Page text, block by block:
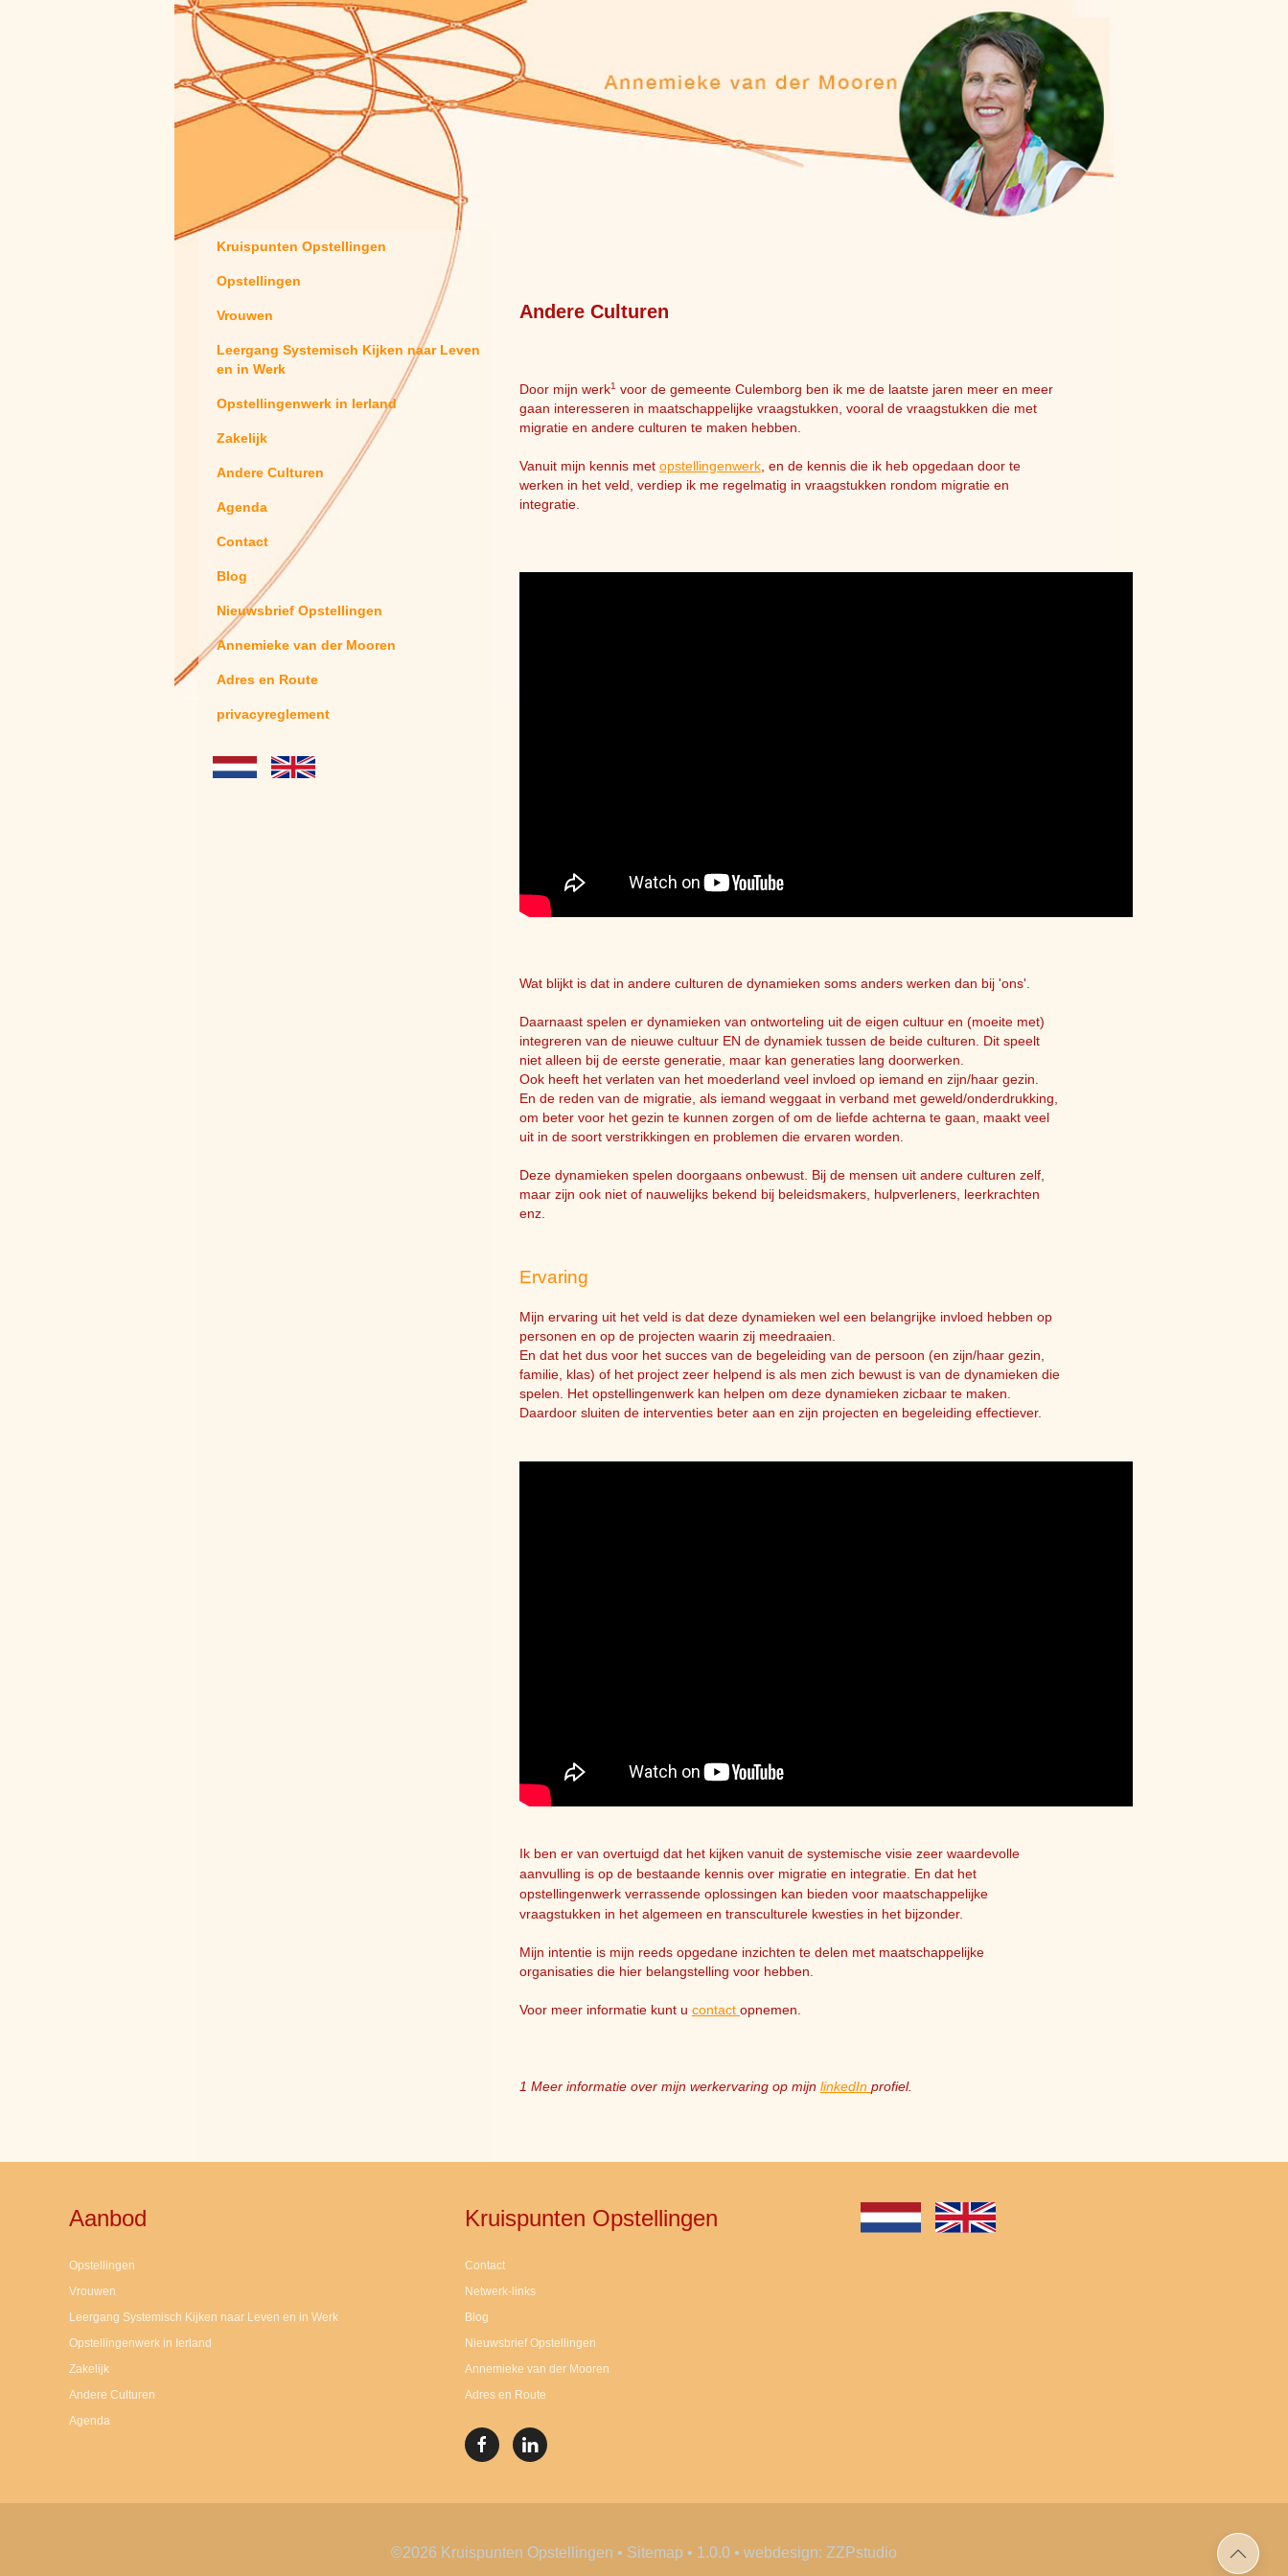
Kruispunten Opstellingen
Opstellingen
Vrouwen
Leergang Systemisch Kijken naar Leven
en in Werk
Opstellingenwerk in Ierland
Zakelijk
Andere Culturen
Agenda
Contact
Blog
Nieuwsbrief Opstellingen
Annemieke van der Mooren
Adres en Route
privacyreglement
Andere Culturen
Door mijn werk1 voor de gemeente Culemborg ben ik me de laatste jaren meer en meer
gaan interesseren in maatschappelijke vraagstukken, vooral de vraagstukken die met
migratie en andere culturen te maken hebben.
Vanuit mijn kennis met opstellingenwerk, en de kennis die ik heb opgedaan door te
werken in het veld, verdiep ik me regelmatig in vraagstukken rondom migratie en
integratie.
Wat blijkt is dat in andere culturen de dynamieken soms anders werken dan bij 'ons'.
Daarnaast spelen er dynamieken van ontworteling uit de eigen cultuur en (moeite met)
integreren van de nieuwe cultuur EN de dynamiek tussen de beide culturen. Dit speelt
niet alleen bij de eerste generatie, maar kan generaties lang doorwerken.
Ook heeft het verlaten van het moederland veel invloed op iemand en zijn/haar gezin.
En de reden van de migratie, als iemand weggaat in verband met geweld/onderdrukking,
om beter voor het gezin te kunnen zorgen of om de liefde achterna te gaan, maakt veel
uit in de soort verstrikkingen en problemen die ervaren worden.
Deze dynamieken spelen doorgaans onbewust. Bij de mensen uit andere culturen zelf,
maar zijn ook niet of nauwelijks bekend bij beleidsmakers, hulpverleners, leerkrachten
enz.
Ervaring
Mijn ervaring uit het veld is dat deze dynamieken wel een belangrijke invloed hebben op
personen en op de projecten waarin zij meedraaien.
En dat het dus voor het succes van de begeleiding van de persoon (en zijn/haar gezin,
familie, klas) of het project zeer helpend is als men zich bewust is van de dynamieken die
spelen. Het opstellingenwerk kan helpen om deze dynamieken zicbaar te maken.
Daardoor sluiten de interventies beter aan en zijn projecten en begeleiding effectiever.
Ik ben er van overtuigd dat het kijken vanuit de systemische visie zeer waardevolle
aanvulling is op de bestaande kennis over migratie en integratie. En dat het
opstellingenwerk verrassende oplossingen kan bieden voor maatschappelijke
vraagstukken in het algemeen en transculturele kwesties in het bijzonder.
Mijn intentie is mijn reeds opgedane inzichten te delen met maatschappelijke
organisaties die hier belangstelling voor hebben.
Voor meer informatie kunt u contact opnemen.
1 Meer informatie over mijn werkervaring op mijn linkedIn profiel.
Aanbod
Opstellingen
Vrouwen
Leergang Systemisch Kijken naar Leven en in Werk
Opstellingenwerk in Ierland
Zakelijk
Andere Culturen
Agenda
Kruispunten Opstellingen
Contact
Netwerk-links
Blog
Nieuwsbrief Opstellingen
Annemieke van der Mooren
Adres en Route
©2026 Kruispunten Opstellingen • Sitemap • 1.0.0 • webdesign: ZZPstudio